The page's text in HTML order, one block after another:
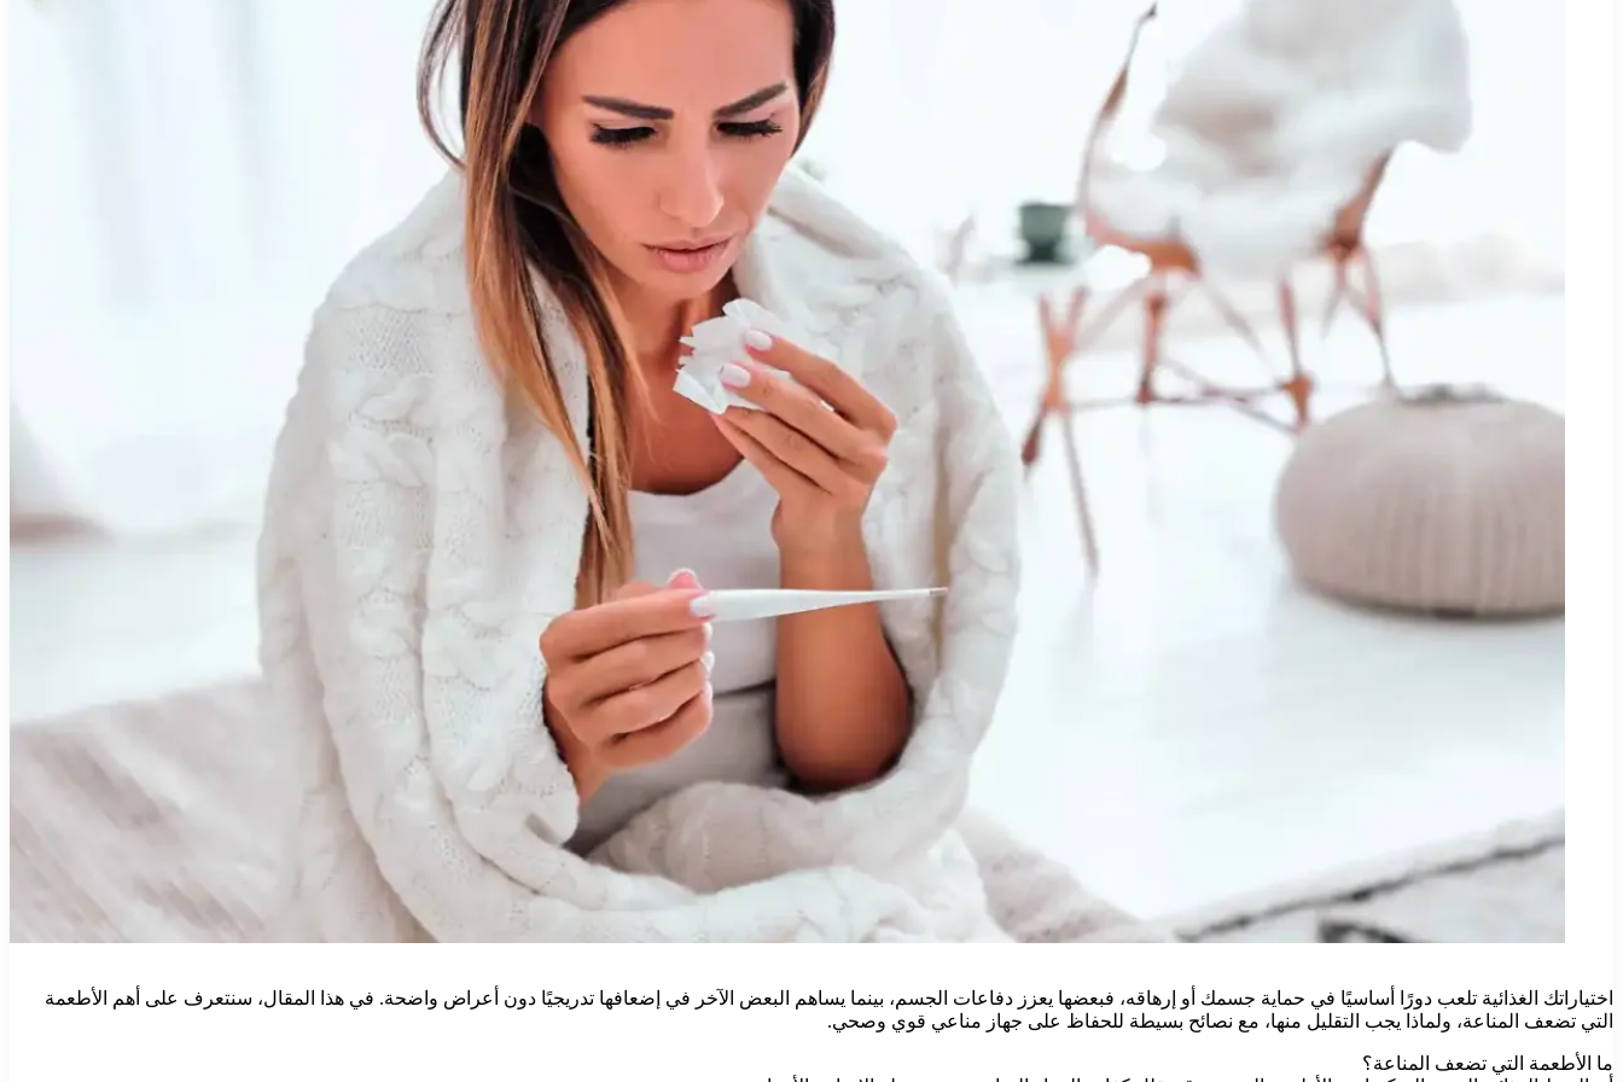
اختياراتك الغذائية تلعب دورًا أساسيًا في حماية جسمك أو إرهاقه، فبعضها يعزز دفاعات الجسم، بينما يساهم البعض الآخر في إضعافها تدريجيًا دون أعراض واضحة. في هذا المقال، سنتعرف على أهم الأطعمة
التي تضعف المناعة، ولماذا يجب التقليل منها، مع نصائح بسيطة للحفاظ على جهاز مناعي قوي وصحي.
ما الأطعمة التي تضعف المناعة؟